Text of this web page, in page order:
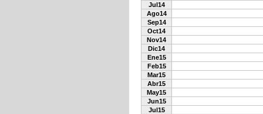
Jul14
Ago14
Sep14
Oct14
Nov14
Dic14
Ene15
Feb15
Mar15
Abr15
May15
Jun15
Jul15